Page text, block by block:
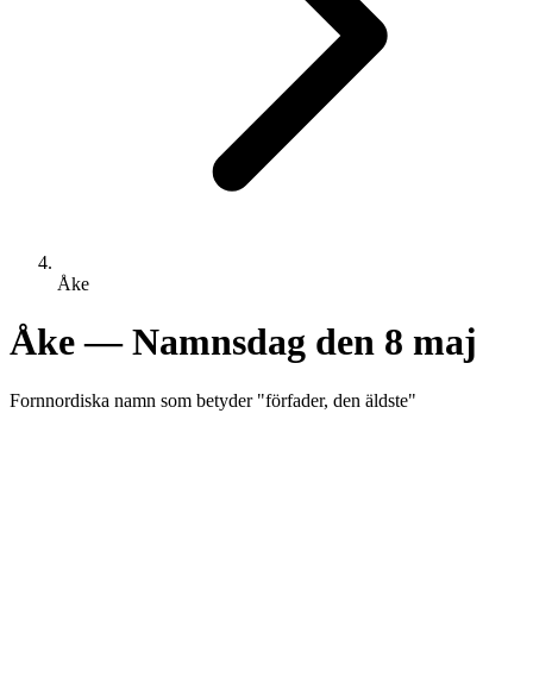
Åke
Åke— Namnsdag den 8 maj
Fornnordiska namn som betyder "förfader, den äldste"